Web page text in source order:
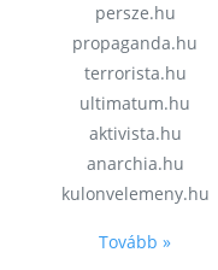
persze.hu
propaganda.hu
terrorista.hu
ultimatum.hu
aktivista.hu
anarchia.hu
kulonvelemeny.hu
Tovább »